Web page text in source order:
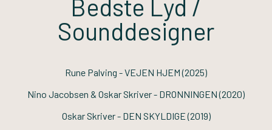
Bedste Lyd /
Sounddesigner
Rune Palving -VEJEN HJEM(2025)
Nino Jacobsen & Oskar Skriver - DRONNINGEN(2020)
Oskar Skriver - DEN SKYLDIGE(2019)